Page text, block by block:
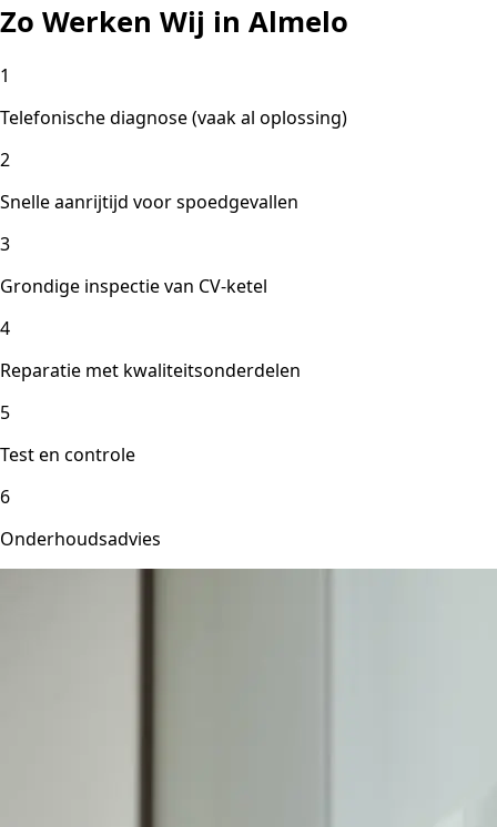
Zo Werken Wij in Almelo
1
Telefonische diagnose (vaak al oplossing)
2
Snelle aanrijtijd voor spoedgevallen
3
Grondige inspectie van CV-ketel
4
Reparatie met kwaliteitsonderdelen
5
Test en controle
6
Onderhoudsadvies